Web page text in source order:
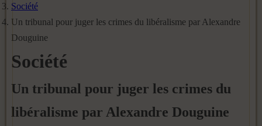
Société
Un tribunal pour juger les crimes du libéralisme par Alexandre
Douguine
Société
Un tribunal pour juger les crimes du
libéralisme par Alexandre Douguine